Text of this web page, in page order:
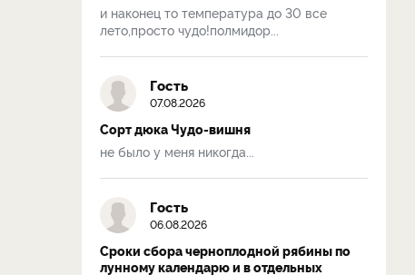
и наконец то температура до 30 все
лето,просто чудо!полмидор...
Гость
07.08.2026
Сорт дюка Чудо-вишня
не было у меня никогда...
Гость
06.08.2026
Сроки сбора черноплодной рябины по
лунному календарю и в отдельных